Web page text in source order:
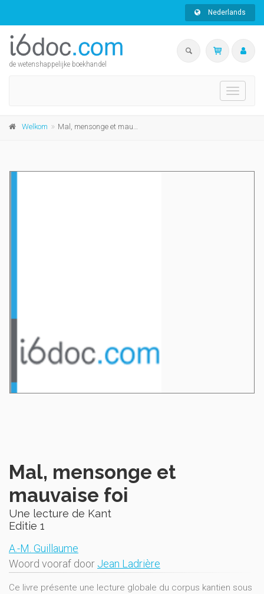
Nederlands
de wetenshappelijke boekhandel
Toggle
Welkom Mal, mensonge et mauvaise foi
Mal, mensonge et
mauvaise foi
Une lecture de Kant
Editie 1
A.-M. Guillaume
Woord vooraf door Jean Ladrière
Ce livre présente une lecture globale du corpus kantien sous